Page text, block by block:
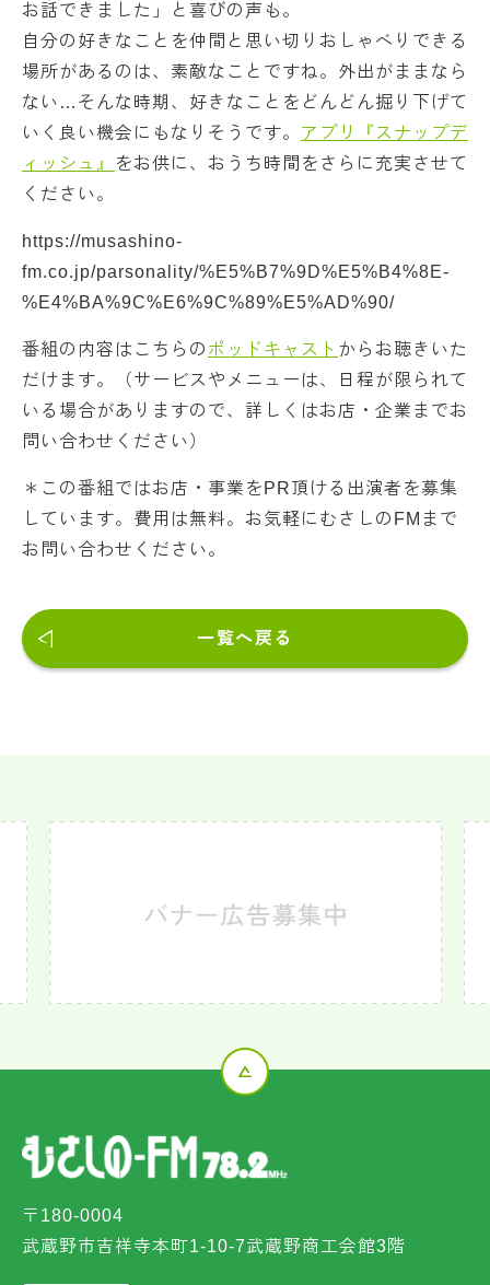
お話できました」と喜びの声も。
自分の好きなことを仲間と思い切りおしゃべりできる
場所があるのは、素敵なことですね。外出がままなら
ない…そんな時期、好きなことをどんどん掘り下げて
いく良い機会にもなりそうです。 アプリ『スナップデ
ィッシュ』
をお供に、おうち時間をさらに充実させて
ください。
https://musashino-
fm.co.jp/parsonality/%E5%B7%9D%E5%B4%8E-
%E4%BA%9C%E6%9C%89%E5%AD%90/
番組の内容はこちらの ポッドキャスト からお聴きいた
だけます。（サービスやメニューは、日程が限られて
いる場合がありますので、詳しくはお店・企業までお
問い合わせください）
＊この番組ではお店・事業をPR頂ける出演者を募集
しています。費用は無料。お気軽にむさしのFMまで
お問い合わせください。
一覧へ戻る
〒180-0004
武蔵野市吉祥寺本町1-10-7武蔵野商工会館3階